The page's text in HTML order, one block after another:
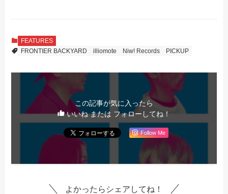
FEATURES
FRONTIER BACKYARD
illiomote Niw! Records PICKUP
この記事が気に入ったら
いいね または フォローしてね！
Follow Me
よかったらシェアしてね！